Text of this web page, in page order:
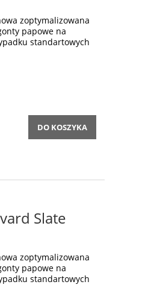
zoptymalizowana
papowe na
standartowych
DO KOSZYKA
Slate
zoptymalizowana
papowe na
standartowych